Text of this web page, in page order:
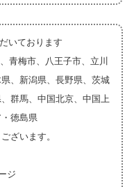
いております
青梅市、八王子市、立川
、新潟県、長野県、茨城
群馬、中国北京、中国上
徳島県
ざいます。
ジ